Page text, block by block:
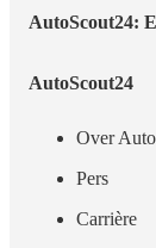
AutoScout24:
AutoScout24
Over
Pers
Carrière